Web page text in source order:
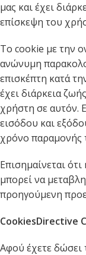
μας και έχει
επίσκεψη του
Το cookie με την
ανώνυμη
επισκέπτη κατά
έχει διάρκεια
χρήστη σε αυτόν.
εισόδου και
χρόνο παραμονής
Επισημαίνεται
μπορεί να
προηγούμενη
CookiesDirective
Αφού έχετε δώσει